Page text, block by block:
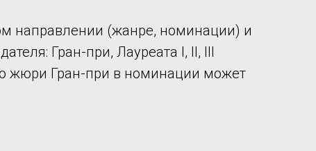
направлении (жанре, номинации) и
Гран-при, Лауреата I, II, III
жюри Гран-при в номинации может